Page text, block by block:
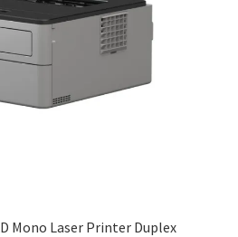
Mono Laser Printer Duplex